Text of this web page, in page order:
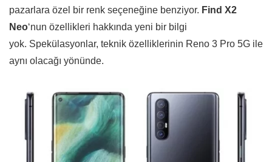
pazarlara özel bir renk seçeneğine benziyor. Find X2
Neo‘nun özellikleri hakkında yeni bir bilgi
yok. Spekülasyonlar, teknik özelliklerinin Reno 3 Pro 5G ile
aynı olacağı yönünde.